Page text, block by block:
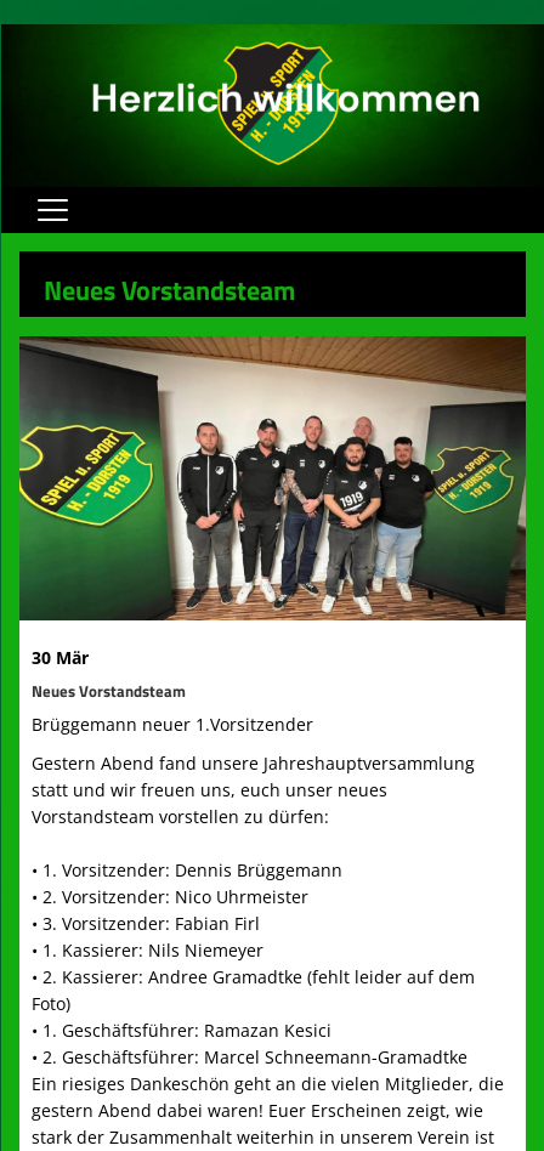
Home
Jugend
Verein
Spielbetrieb
Sponsoren
Mitglied werden
Vereinsheim
Archiv
Neues Vorstandsteam
30 Mär
Neues Vorstandsteam
Brüggemann neuer 1.Vorsitzender
Gestern Abend fand unsere Jahreshauptversammlung
statt und wir freuen uns, euch unser neues
Vorstandsteam vorstellen zu dürfen:
• 1. Vorsitzender: Dennis Brüggemann
• 2. Vorsitzender: Nico Uhrmeister
• 3. Vorsitzender: Fabian Firl
• 1. Kassierer: Nils Niemeyer
• 2. Kassierer: Andree Gramadtke (fehlt leider auf dem
Foto)
• 1. Geschäftsführer: Ramazan Kesici
• 2. Geschäftsführer: Marcel Schneemann-Gramadtke
Ein riesiges Dankeschön geht an die vielen Mitglieder, die
gestern Abend dabei waren! Euer Erscheinen zeigt, wie
stark der Zusammenhalt weiterhin in unserem Verein ist